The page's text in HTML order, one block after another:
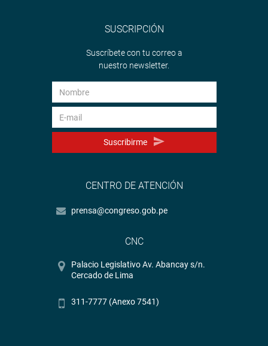
SUSCRIPCIÓN
Suscríbete con tu correo a
nuestro newsletter.
Suscribirme
CENTRO DE ATENCIÓN
prensa@congreso.gob.pe
CNC
Palacio Legislativo Av. Abancay s/n.
Cercado de Lima
311-7777 (Anexo 7541)